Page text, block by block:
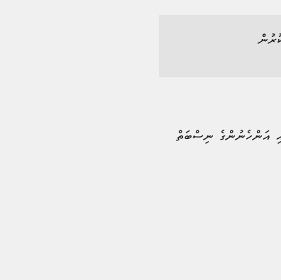
އަންހެނުންގެ ނިސްބަތް